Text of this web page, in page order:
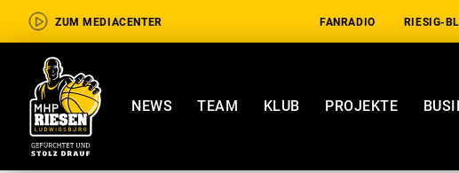
ZUM MEDIACENTER FANRADIO RIESIG-
NEWS TEAM KLUB PROJEKTE